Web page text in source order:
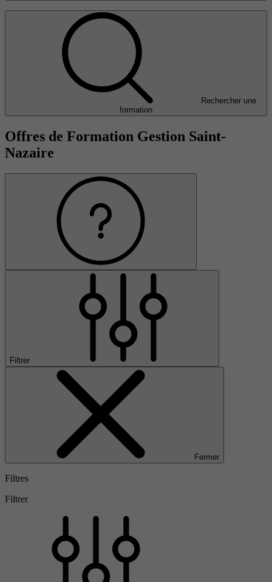
Rechercher une
formation
Offres de Formation Gestion Saint-
Nazaire
Filtrer
Fermer
Filtres
Filtrer